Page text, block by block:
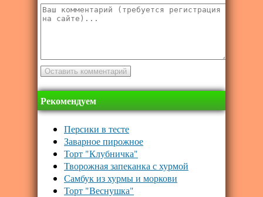
Рекомендуем
Персики в тесте
Заварное пирожное
Торт "Клубничка"
Творожная запеканка с хурмой
Самбук из хурмы и моркови
Торт "Веснушка"